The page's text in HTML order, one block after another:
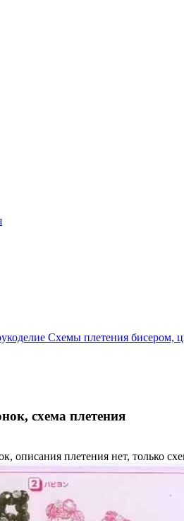
Схемы плетения бисером,
схема плетения
описания плетения нет, только